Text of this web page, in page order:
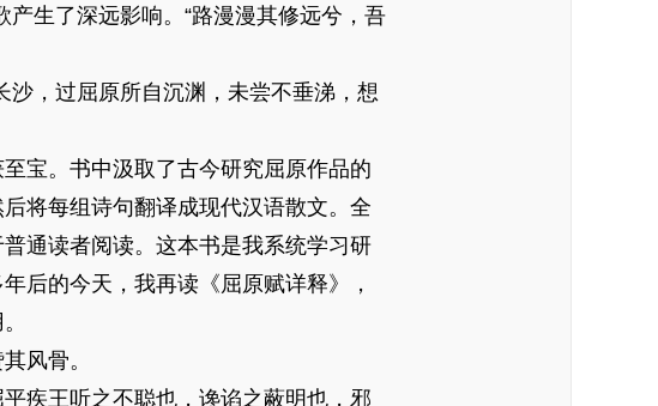
产生了深远影响。“路漫漫其修远兮，吾
，过屈原所自沉渊，未尝不垂涕，想
宝。书中汲取了古今研究屈原作品的
将每组诗句翻译成现代汉语散文。全
通读者阅读。这本书是我系统学习研
后的今天，我再读《屈原赋详释》，
风骨。
疾王听之不聪也，谗谄之蔽明也，邪